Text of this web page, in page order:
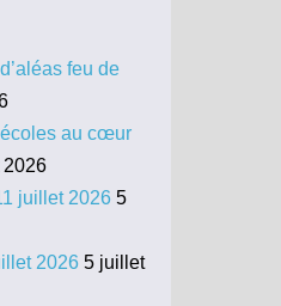
feu de
au cœur
juillet 2026 5
2026 5 juillet